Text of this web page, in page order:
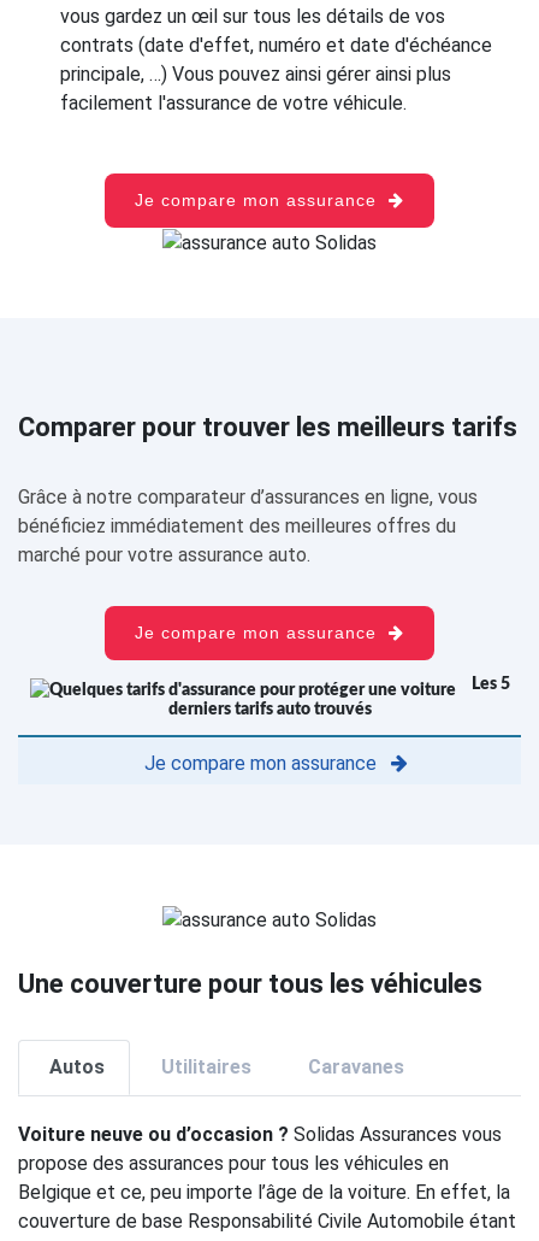
vous gardez un œil sur tous les détails de vos
contrats (date d'effet, numéro et date d'échéance
principale, …) Vous pouvez ainsi gérer ainsi plus
facilement l'assurance de votre véhicule.
Je compare mon assurance
Comparer pour trouver les meilleurs tarifs
Grâce à notre comparateur d’assurances en ligne, vous
bénéficiez immédiatement des meilleures offres du
marché pour votre assurance auto.
Je compare mon assurance
Les 5
derniers tarifs auto trouvés
Je compare mon assurance
Une couverture pour tous les véhicules
Autos Utilitaires Caravanes
Voiture neuve ou d’occasion ? Solidas Assurances vous
propose des assurances pour tous les véhicules en
Belgique et ce, peu importe l’âge de la voiture. En effet, la
couverture de base Responsabilité Civile Automobile étant